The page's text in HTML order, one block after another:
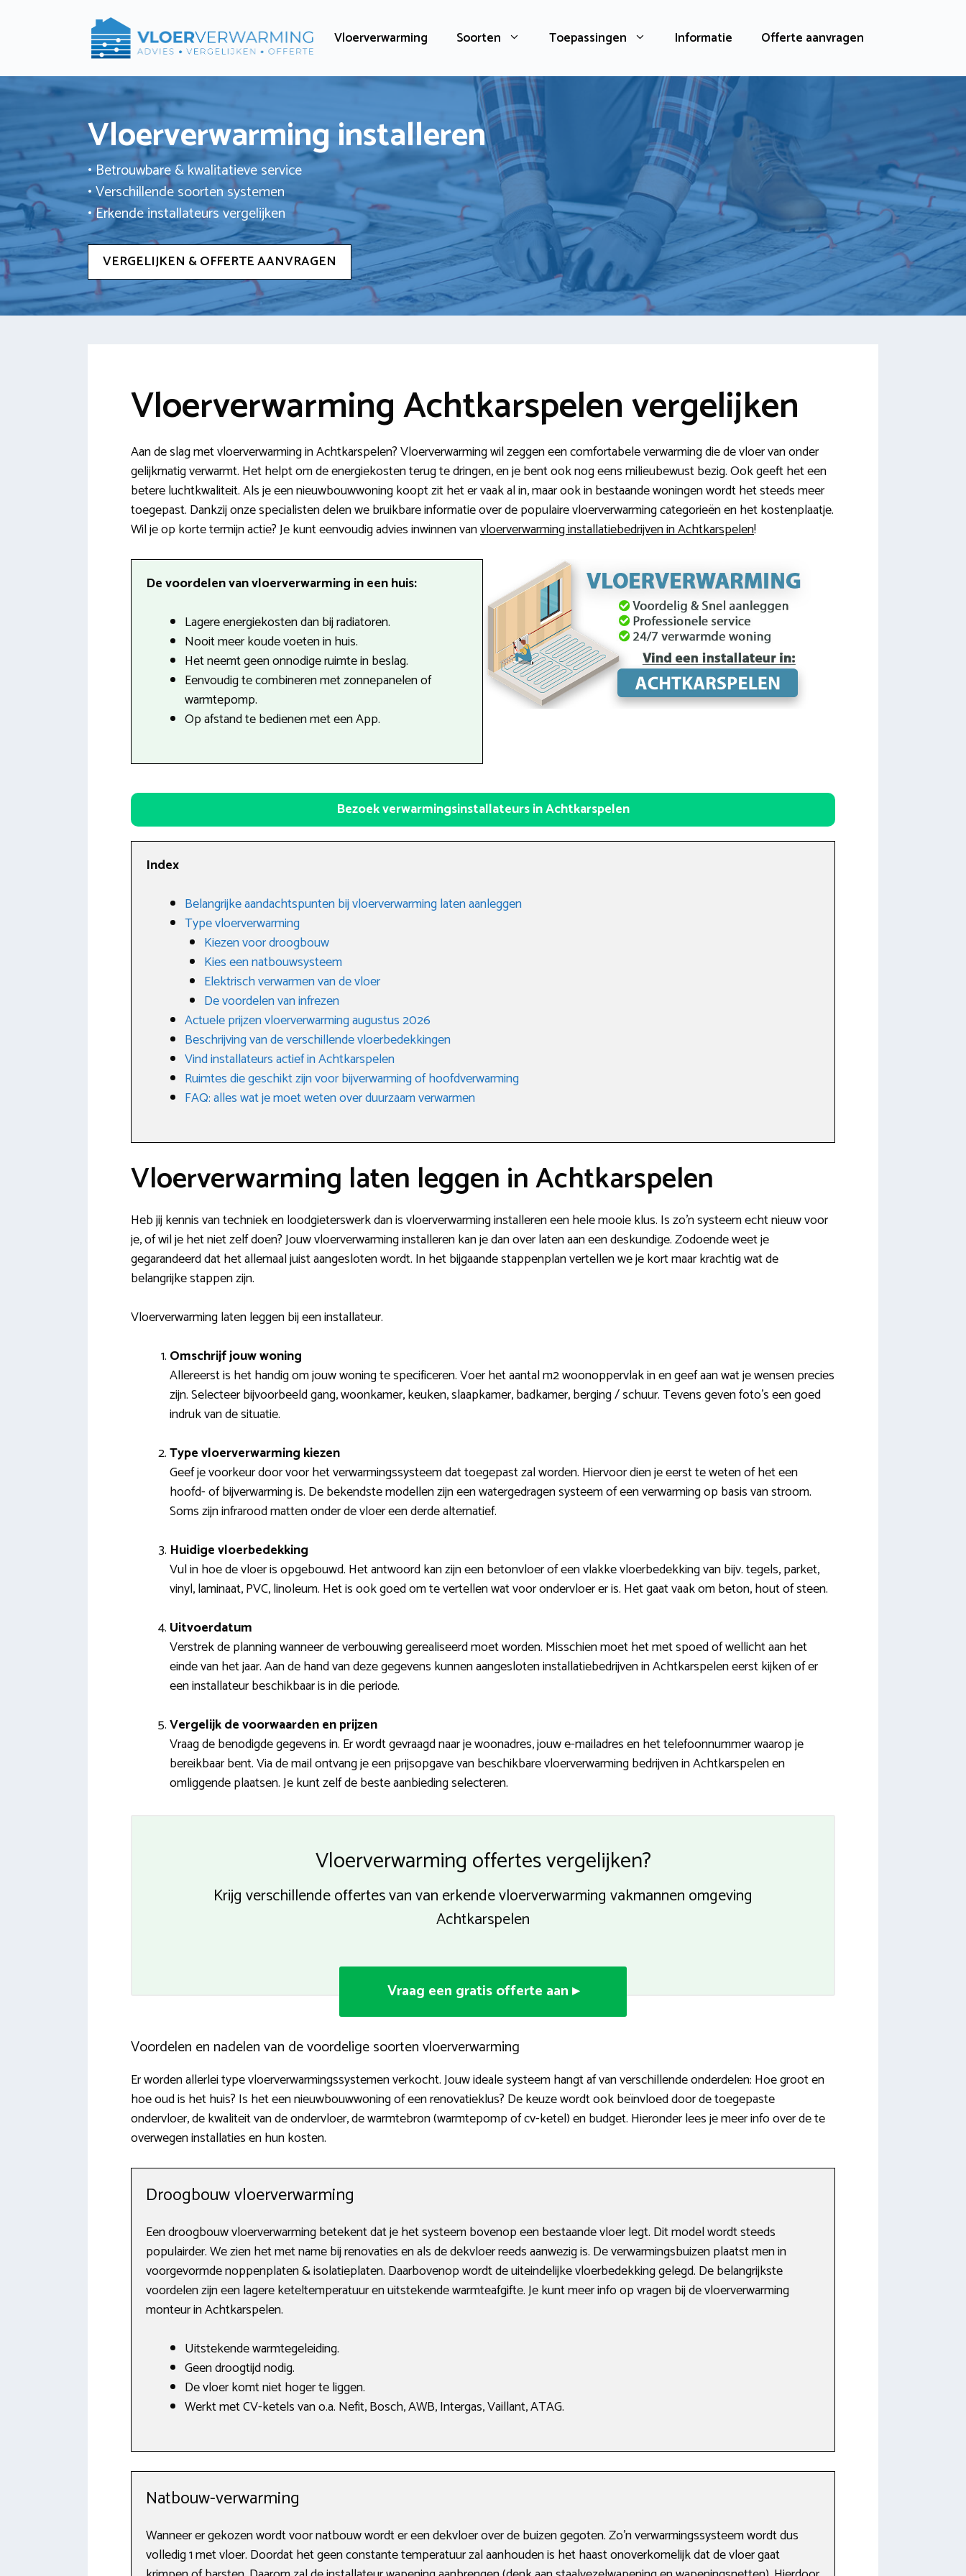
Vloerverwarming Soorten Toepassingen Informatie Offerte aanvragen
Vloerverwarming installeren
• Betrouwbare & kwalitatieve service
• Verschillende soorten systemen
• Erkende installateurs vergelijken
VERGELIJKEN & OFFERTE AANVRAGEN
Vloerverwarming Achtkarspelen vergelijken
Aan de slag met vloerverwarming in Achtkarspelen? Vloerverwarming wil zeggen een comfortabele verwarming die de vloer van onder
gelijkmatig verwarmt. Het helpt om de energiekosten terug te dringen, en je bent ook nog eens milieubewust bezig. Ook geeft het een
betere luchtkwaliteit. Als je een nieuwbouwwoning koopt zit het er vaak al in, maar ook in bestaande woningen wordt het steeds meer
toegepast. Dankzij onze specialisten delen we bruikbare informatie over de populaire vloerverwarming categorieën en het kostenplaatje.
Wil je op korte termijn actie? Je kunt eenvoudig advies inwinnen vanvloerverwarming installatiebedrijven in Achtkarspelen!
De voordelen van vloerverwarming in een huis:
Lagere energiekosten dan bij radiatoren.
Nooit meer koude voeten in huis.
Het neemt geen onnodige ruimte in beslag.
Eenvoudig te combineren met zonnepanelen of
warmtepomp.
Op afstand te bedienen met een App.
Bezoek verwarmingsinstallateurs in Achtkarspelen
Index
Belangrijke aandachtspunten bij vloerverwarming laten aanleggen
Type vloerverwarming
Kiezen voor droogbouw
Kies een natbouwsysteem
Elektrisch verwarmen van de vloer
De voordelen van infrezen
Actuele prijzen vloerverwarming augustus 2026
Beschrijving van de verschillende vloerbedekkingen
Vind installateurs actief in Achtkarspelen
Ruimtes die geschikt zijn voor bijverwarming of hoofdverwarming
FAQ: alles wat je moet weten over duurzaam verwarmen
Vloerverwarming laten leggen in Achtkarspelen
Heb jij kennis van techniek en loodgieterswerk dan is vloerverwarming installeren een hele mooie klus. Is zo’n systeem echt nieuw voor
je, of wil je het niet zelf doen? Jouw vloerverwarming installeren kan je dan over laten aan een deskundige. Zodoende weet je
gegarandeerd dat het allemaal juist aangesloten wordt. In het bijgaande stappenplan vertellen we je kort maar krachtig wat de
belangrijke stappen zijn.
Vloerverwarming laten leggen bij een installateur.
Omschrijf jouw woning
Allereerst is het handig om jouw woning te specificeren. Voer het aantal m2 woonoppervlak in en geef aan wat je wensen precies
zijn. Selecteer bijvoorbeeld gang, woonkamer, keuken, slaapkamer, badkamer, berging / schuur. Tevens geven foto’s een goed
indruk van de situatie.
Type vloerverwarming kiezen
Geef je voorkeur door voor het verwarmingssysteem dat toegepast zal worden. Hiervoor dien je eerst te weten of het een
hoofd- of bijverwarming is. De bekendste modellen zijn een watergedragen systeem of een verwarming op basis van stroom.
Soms zijn infrarood matten onder de vloer een derde alternatief.
Huidige vloerbedekking
Vul in hoe de vloer is opgebouwd. Het antwoord kan zijn een betonvloer of een vlakke vloerbedekking van bijv. tegels, parket,
vinyl, laminaat, PVC, linoleum. Het is ook goed om te vertellen wat voor ondervloer er is. Het gaat vaak om beton, hout of steen.
Uitvoerdatum
Verstrek de planning wanneer de verbouwing gerealiseerd moet worden. Misschien moet het met spoed of wellicht aan het
einde van het jaar. Aan de hand van deze gegevens kunnen aangesloten installatiebedrijven in Achtkarspelen eerst kijken of er
een installateur beschikbaar is in die periode.
Vergelijk de voorwaarden en prijzen
Vraag de benodigde gegevens in. Er wordt gevraagd naar je woonadres, jouw e-mailadres en het telefoonnummer waarop je
bereikbaar bent. Via de mail ontvang je een prijsopgave van beschikbare vloerverwarming bedrijven in Achtkarspelen en
omliggende plaatsen. Je kunt zelf de beste aanbieding selecteren.
Vloerverwarming offertes vergelijken?
Krijg verschillende offertes van van erkende vloerverwarming vakmannen omgeving
Achtkarspelen
Vraag een gratis offerte aan ▸
Voordelen en nadelen van de voordelige soorten vloerverwarming
Er worden allerlei type vloerverwarmingssystemen verkocht. Jouw ideale systeem hangt af van verschillende onderdelen: Hoe groot en
hoe oud is het huis? Is het een nieuwbouwwoning of een renovatieklus? De keuze wordt ook beïnvloed door de toegepaste
ondervloer, de kwaliteit van de ondervloer, de warmtebron (warmtepomp of cv-ketel) en budget. Hieronder lees je meer info over de te
overwegen installaties en hun kosten.
Droogbouw vloerverwarming
Een droogbouw vloerverwarming betekent dat je het systeem bovenop een bestaande vloer legt. Dit model wordt steeds
populairder. We zien het met name bij renovaties en als de dekvloer reeds aanwezig is. De verwarmingsbuizen plaatst men in
voorgevormde noppenplaten & isolatieplaten. Daarbovenop wordt de uiteindelijke vloerbedekking gelegd. De belangrijkste
voordelen zijn een lagere keteltemperatuur en uitstekende warmteafgifte. Je kunt meer info op vragen bij de vloerverwarming
monteur in Achtkarspelen.
Uitstekende warmtegeleiding.
Geen droogtijd nodig.
De vloer komt niet hoger te liggen.
Werkt met CV-ketels van o.a. Nefit, Bosch, AWB, Intergas, Vaillant, ATAG.
Natbouw-verwarming
Wanneer er gekozen wordt voor natbouw wordt er een dekvloer over de buizen gegoten. Zo’n verwarmingssysteem wordt dus
volledig 1 met vloer. Doordat het geen constante temperatuur zal aanhouden is het haast onoverkomelijk dat de vloer gaat